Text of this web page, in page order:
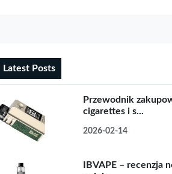
Latest Posts
Przewodnik
cigarettes i s...
2026-02-14
IBVAPE – recenzja